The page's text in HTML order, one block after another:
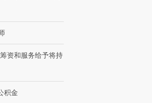
头抗争将教
资和服务给予将持
积金